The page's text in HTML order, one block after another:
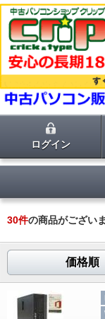
ログイン
30件の商品がございま
価格順